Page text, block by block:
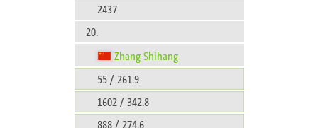
2437
20.
Zhang Shihang
55 / 261.9
1602 / 342.8
888 / 274.6